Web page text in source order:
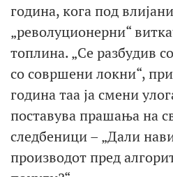
година, кога под
„револуционерни“
топлина. „Се разбудив
со совршени локни“,
година таа ја смени
поставува прашања на
следбеници – „Дали
производот пред